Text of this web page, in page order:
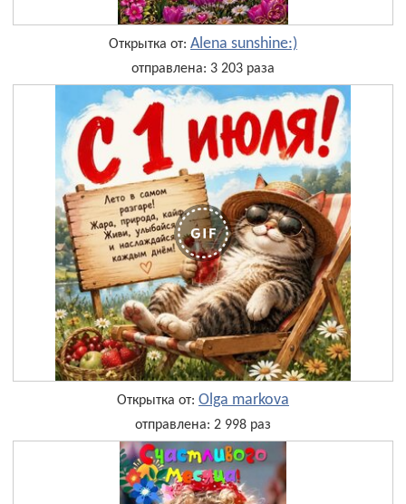
Открытка от: Alena sunshine:)
отправлена: 3 203 раза
Открытка от: Olga markova
отправлена: 2 998 раз